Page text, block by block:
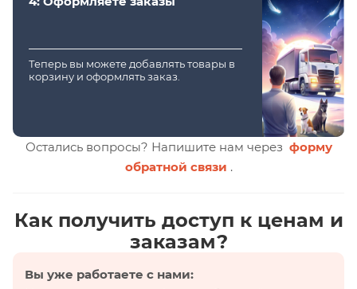
Теперь вы можете добавлять товары в
корзину и оформлять заказ.
Остались вопросы? Напишите нам через форму
обратной связи .
Как получить доступ к ценам и
заказам?
Вы уже работаете с нами: